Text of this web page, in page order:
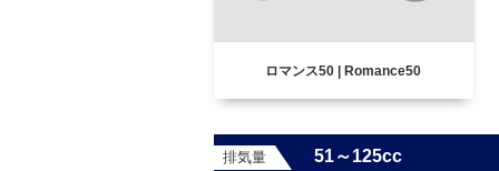
ロマンス50 | Romance50
排気量 51～125cc